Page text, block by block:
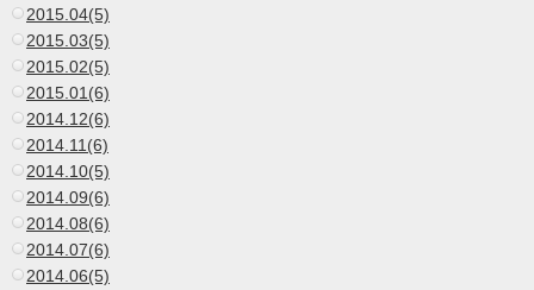
2015.04(5)
2015.03(5)
2015.02(5)
2015.01(6)
2014.12(6)
2014.11(6)
2014.10(5)
2014.09(6)
2014.08(6)
2014.07(6)
2014.06(5)